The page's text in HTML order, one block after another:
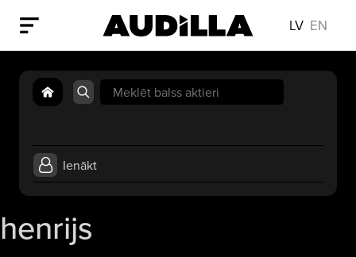
LV EN
Search
for:
Ienākt
henrijs